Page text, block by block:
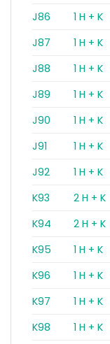
J86 1 H + K
J87
1 H + K
J88
1 H + K
J89
1 H + K
J90
1 H + K
J91
1 H + K
J92
1 H + K
K93
2 H + K
K94
2 H + K
K95
1 H + K
K96
1 H + K
K97
1 H + K
K98
1 H + K